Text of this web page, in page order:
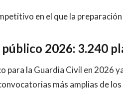
en el que la
2026: 3.240
para la Guardia Civil en 2026
más amplias de